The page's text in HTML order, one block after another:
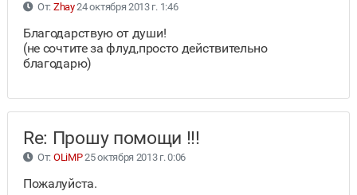
От: Zhay24 октября 2013 г. 1:46
Благодарствую от души!
(не сочтите за флуд,просто действительно
благодарю)
Re: Прошу помощи !!!
От: OLiMP25 октября 2013 г. 0:06
Пожалуйста.